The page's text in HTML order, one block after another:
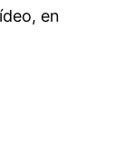
en